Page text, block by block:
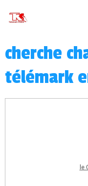
cherche
télémark
le